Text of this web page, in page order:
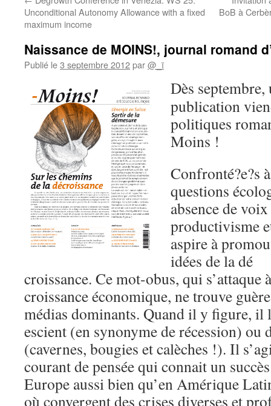
Unconditional Autonomy Allowance with a fixed
maximum income
BoB à
Naissance de MOINS!, journal romand
Publié le3 septembre 2012par@_ï
Dès
publication
politiques
Moins !
Confronté­?e?s
questions
absence de
productivisme
aspire à
idées de la dé
croissance. Ce mot-obus, qui s’attaque
croissance économique, ne trouve
médias dominants. Quand il y figure, il
escient (en synonyme de récession) ou
(cavernes, bougies et calèches !). Il
courant de pensée qui connait un
Europe aussi bien qu’en Amérique
où convergent des crises diverses et